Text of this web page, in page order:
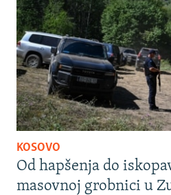
KOSOVO
Od hapšenja do
masovnoj grobnici u